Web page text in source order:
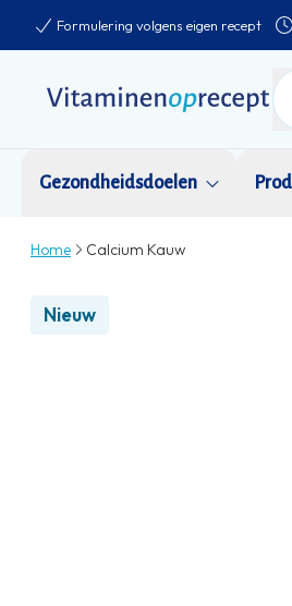
Formulering volgens eigen recept
Gezondheidsdoelen
Home Calcium Kauw
Nieuw